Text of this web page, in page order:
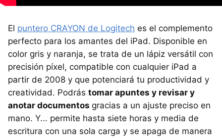
El puntero CRAYON de Logitech es el complemento
perfecto para los amantes del iPad. Disponible en
color gris y naranja, se trata de un lápiz versátil con
precisión píxel, compatible con cualquier iPad a
partir de 2008 y que potenciará tu productividad y
creatividad. Podrás tomar apuntes y revisar y
anotar documentos gracias a un ajuste preciso en
mano. Y... permite hasta siete horas y media de
escritura con una sola carga y se apaga de manera